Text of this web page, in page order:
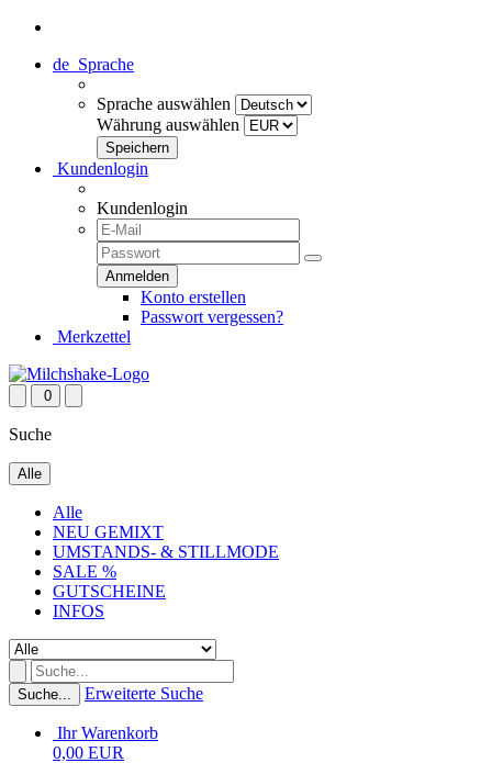
de Sprache
Sprache auswählen
Währung auswählen
Kundenlogin
Kundenlogin
Konto erstellen
Passwort vergessen?
Merkzettel
0
Suche
Alle
Alle
NEU GEMIXT
UMSTANDS- & STILLMODE
SALE %
GUTSCHEINE
INFOS
Suche... Erweiterte Suche
Ihr Warenkorb
0,00 EUR